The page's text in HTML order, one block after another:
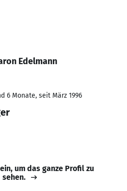
Edelmann
6 Monate, seit März 1996
um das ganze Profil zu
sehen.